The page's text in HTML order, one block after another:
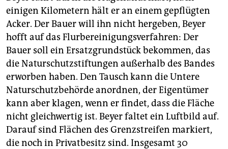
einigen Kilometern hält er an einem gepflügten
Acker. Der Bauer will ihn nicht hergeben, Beyer
hofft auf das Flurbereinigungsverfahren: Der
Bauer soll ein Ersatzgrundstück bekommen, das
die Naturschutzstiftungen außerhalb des Bandes
erworben haben. Den Tausch kann die Untere
Naturschutzbehörde anordnen, der Eigentümer
kann aber klagen, wenn er findet, dass die Fläche
nicht gleichwertig ist. Beyer faltet ein Luftbild auf.
Darauf sind Flächen des Grenzstreifen markiert,
die noch in Privatbesitz sind. Insgesamt 30